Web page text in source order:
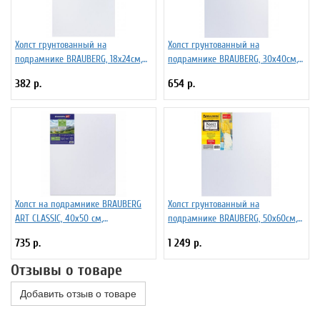
Холст грунтованный на
подрамнике BRAUBERG, 18х24см,
190643
382 р.
Холст грунтованный на
подрамнике BRAUBERG, 30х40см,
654 р.
Холст на подрамнике BRAUBERG
ART CLASSIC, 40х50 см,
735 р.
Холст грунтованный на
подрамнике BRAUBERG, 50х60см,
1 249 р.
Отзывы о товаре
Добавить отзыв о товаре